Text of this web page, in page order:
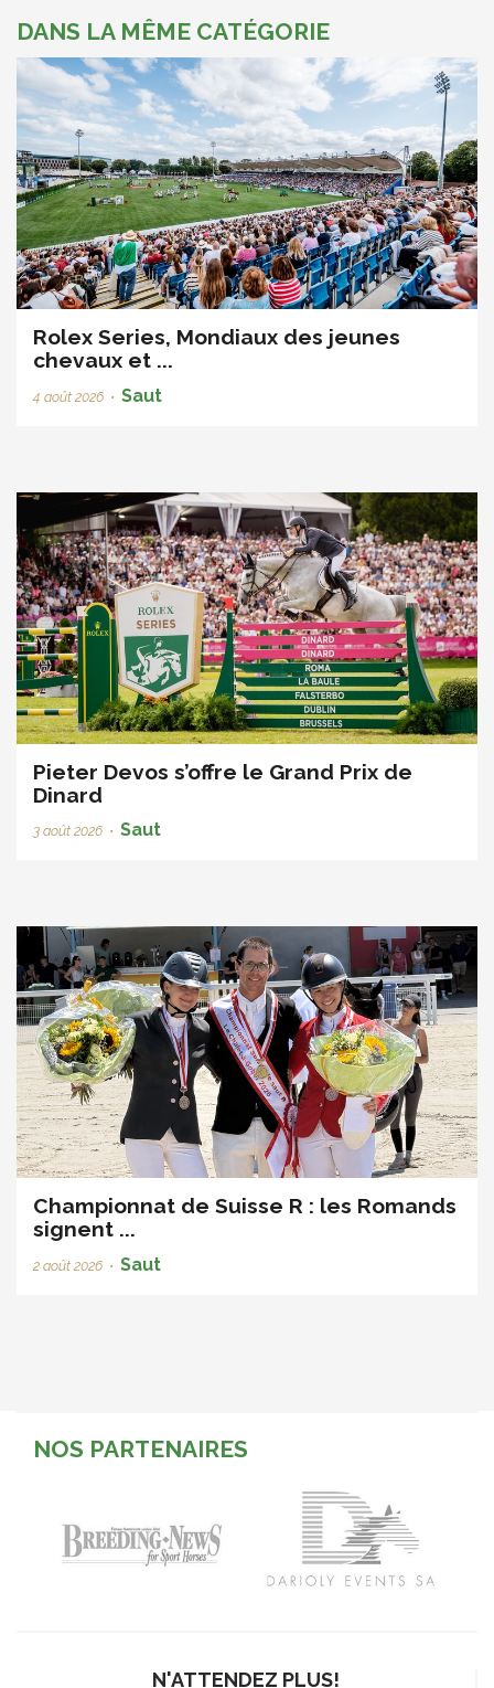
DANS LA MÊME CATÉGORIE
Rolex Series, Mondiaux des jeunes
chevaux et ...
4 août 2026 • Saut
Pieter Devos s’offre le Grand Prix de
Dinard
3 août 2026 • Saut
Championnat de Suisse R : les Romands
signent ...
2 août 2026 • Saut
NOS PARTENAIRES
N'ATTENDEZ PLUS!